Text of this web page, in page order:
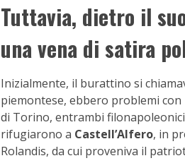
Tuttavia, dietro il
una vena di satira
Inizialmente, il burattino si
piemontese, ebbero problemi
di Torino, entrambi
rifugiarono a Castell’Alfero, in
Rolandis, da cui proveniva il